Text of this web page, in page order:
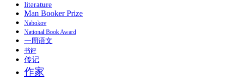
literature
Man Booker Prize
Nabokov
National Book Award
一周语文
书评
传记
作家